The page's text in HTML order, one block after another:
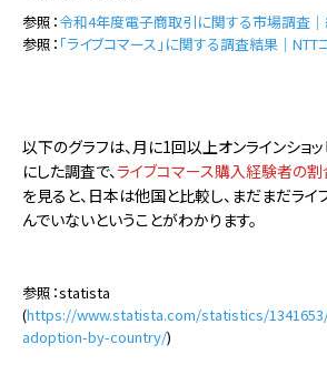
参照：令和4年度電子商取引に関する市場調査
参照： 「ライブコマース」に関する調査結果｜NTT
以下のグラフは、月に1回以上オンラインショ
にした調査で、ライブコマース購入経験者の
を見ると、日本は他国と比較し、まだまだラ
んでいないということがわかります。
参照：statista
(https://www.statista.com/statistics/
adoption-by-country/)